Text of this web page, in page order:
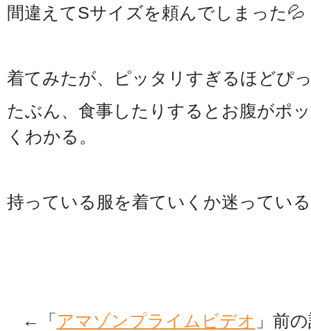
間違えてSサイズを頼んでしまった💦
着てみたが、ピッタリすぎるほどぴ
たぶん、食事したりするとお腹がポ
くわかる。
持っている服を着ていくか迷ってい
←「 アマゾンプライムビデオ 」前